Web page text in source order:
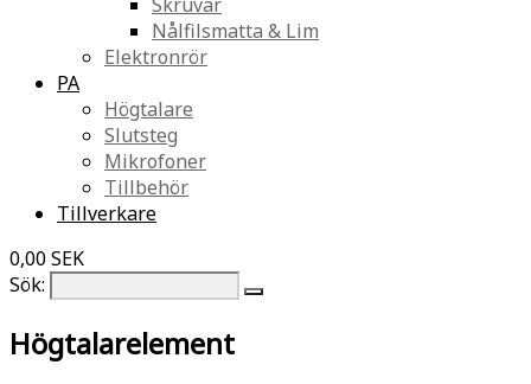
Nålfilsmatta & Lim
Elektronrör
PA
Högtalare
Slutsteg
Mikrofoner
Tillbehör
Tillverkare
0,00 SEK
Sök:
Högtalarelement